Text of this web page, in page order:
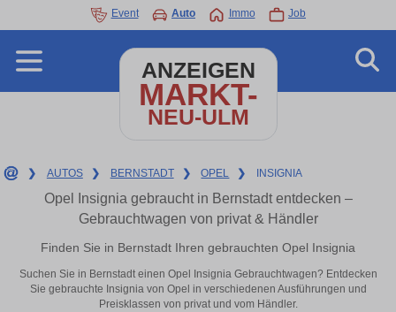
Event Auto Immo Job
ANZEIGEN
MARKT-
NEU-ULM
❯ AUTOS ❯ BERNSTADT ❯ OPEL ❯ INSIGNIA
Opel Insignia gebraucht in Bernstadt entdecken –
Gebrauchtwagen von privat & Händler
Finden Sie in Bernstadt Ihren gebrauchten Opel Insignia
Suchen Sie in Bernstadt einen Opel Insignia Gebrauchtwagen? Entdecken
Sie gebrauchte Insignia von Opel in verschiedenen Ausführungen und
Preisklassen von privat und vom Händler.